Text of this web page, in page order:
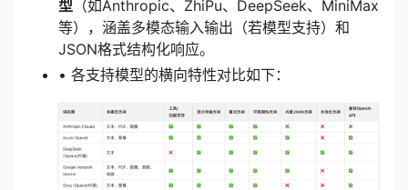
型 （如Anthropic、ZhiPu、DeepSeek、MiniMax
等），涵盖多模态输入输出（若模型支持）和
JSON格式结构化响应。
• 各支持模型的横向特性对比如下：